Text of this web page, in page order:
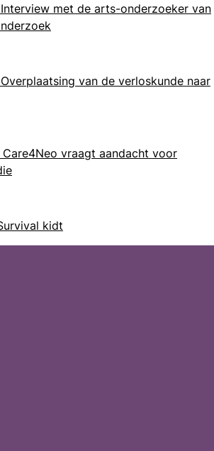
Interview met de arts-onderzoeker van
Overplaatsing van de verloskunde naar
Care4Neo vraagt aandacht voor
kidt